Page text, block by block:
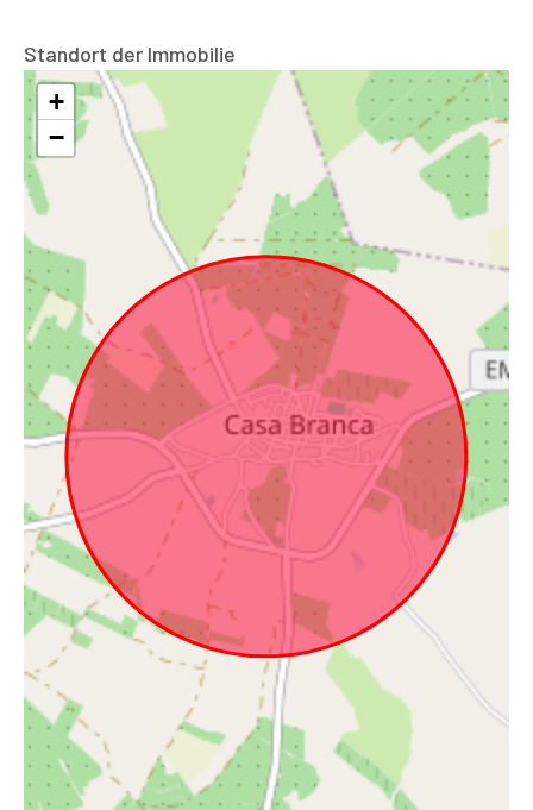
Standort der Immobilie
+
−